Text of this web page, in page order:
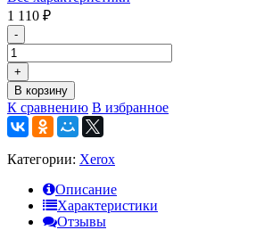
1 110 ₽
-
+
В корзину
К сравнению В избранное
Категории: Xerox
Описание
Характеристики
Отзывы